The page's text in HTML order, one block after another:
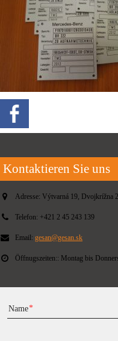
Kontaktieren Sie uns
Adresse: Výtvarná 19, Dvojkrížna
Telefon: +421 2 45 243 139
Email: gesan@gesan.sk
Öffnugszeiten:: Montag bis
Name